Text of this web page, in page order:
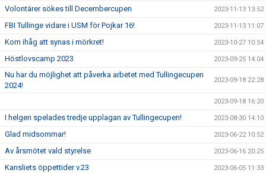
Volontärer sökes till Decembercupen 2023-11-13 13:52
FBI Tullinge vidare i USM för Pojkar 16! 2023-11-13 11:07
Kom ihåg att synas i mörkret! 2023-10-27 10:54
Höstlovscamp 2023 2023-09-25 14:04
Nu har du möjlighet att påverka arbetet med Tullingecupen
2024!
2023-09-18 22:28
2023-09-18 16:20
I helgen spelades tredje upplagan av Tullingecupen! 2023-08-30 14:10
Glad midsommar! 2023-06-22 10:52
Av årsmötet vald styrelse 2023-06-16 20:25
Kansliets öppettider v.23 2023-06-05 11:33